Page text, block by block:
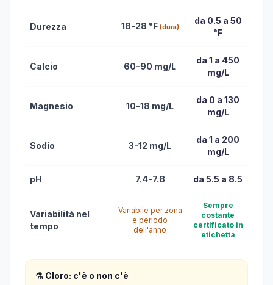
Durezza 18-28 °F (dura)
da 0.5 a 50
°F
Calcio 60-90 mg/L
da 1 a 450
mg/L
Magnesio 10-18 mg/L
da 0 a 130
mg/L
Sodio 3-12 mg/L
da 1 a 200
mg/L
pH 7.4-7.8 da 5.5 a 8.5
Variabilità nel
tempo
Variabile per zona
e periodo
dell'anno
Sempre
costante
certificato in
etichetta
⚗️ Cloro: c'è o non c'è